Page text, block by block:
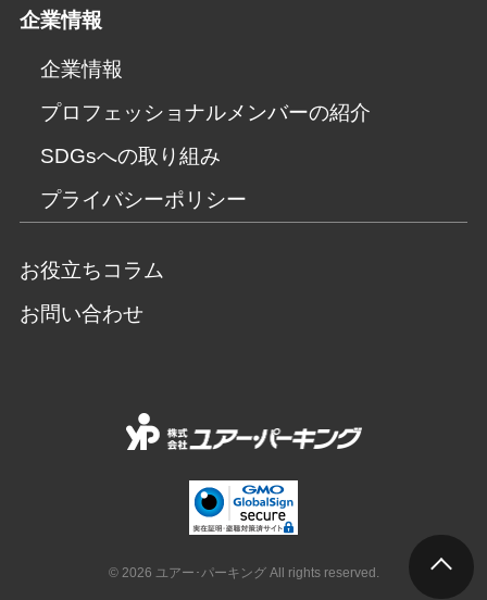
企業情報
企業情報
プロフェッショナルメンバーの紹介
SDGsへの取り組み
プライバシーポリシー
お役立ちコラム
お問い合わせ
© 2026 ユアー･パーキング All rights reserved.